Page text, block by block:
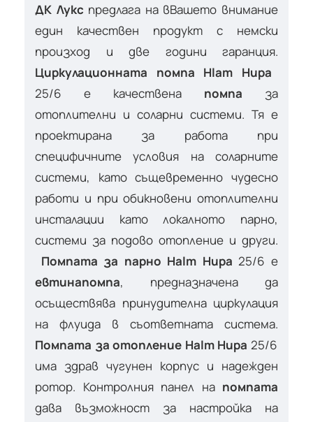
ДК Лукс предлага на вВашето внимание
един качествен продукт с немски
произход и две години гаранция.
Циркулационната помпа Hlam Hupa
25/6 е качествена помпа за
отоплителни и соларни системи. Тя е
проектирана за работа при
специфичните условия на соларните
системи, като същевременно чудесно
работи и при обикновени отоплителни
инсталации като локалното парно,
системи за подово отопление и други.
Помпата за парно Halm Hupa25/6 е
евтинапомпа, предназначена да
осъществява принудителна циркулация
на флуида в съответната система.
Помпата за отопление Halm Hupa 25/6
има здрав чугунен корпус и надежден
ротор. Контролния панел напомпата
дава възможност за настройка на